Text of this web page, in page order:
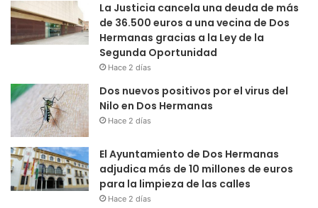
La Justicia cancela una deuda de más
de 36.500 euros a una vecina de Dos
Hermanas gracias a la Ley de la
Segunda Oportunidad
Hace 2 días
Dos nuevos positivos por el virus del
Nilo en Dos Hermanas
Hace 2 días
El Ayuntamiento de Dos Hermanas
adjudica más de 10 millones de euros
para la limpieza de las calles
Hace 2 días